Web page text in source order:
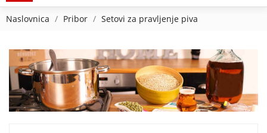
Naslovnica Pribor Setovi za pravljenje piva